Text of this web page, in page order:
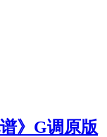
》G调原版